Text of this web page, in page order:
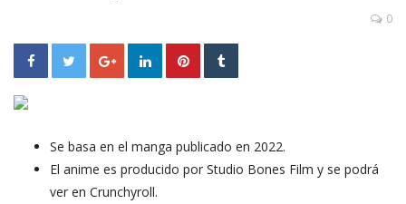
0
Se basa en el manga publicado en 2022.
El anime es producido por Studio Bones Film y se podrá
ver en Crunchyroll.